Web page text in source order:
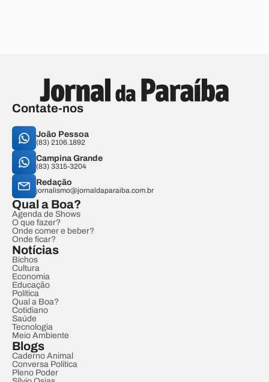
Contate-nos
João Pessoa
(83) 2106.1892
Campina Grande
(83) 3315-3204
Redação
jornalismo@jornaldaparaiba.com.br
Qual a Boa?
Agenda de Shows
O que fazer?
Onde comer e beber?
Onde ficar?
Notícias
Bichos
Cultura
Economia
Educação
Política
Qual a Boa?
Cotidiano
Saúde
Tecnologia
Meio Ambiente
Blogs
Caderno Animal
Conversa Política
Pleno Poder